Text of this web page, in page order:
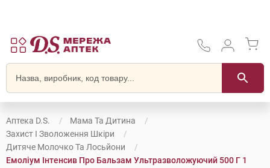
Аптека D.S.
Мама Та Дитина
Захист І Зволоження Шкіри
Дитяче Молочко Та Лосьйони
Емоліум Інтенсив Про Бальзам Ультразволожуючий 500 Г 1